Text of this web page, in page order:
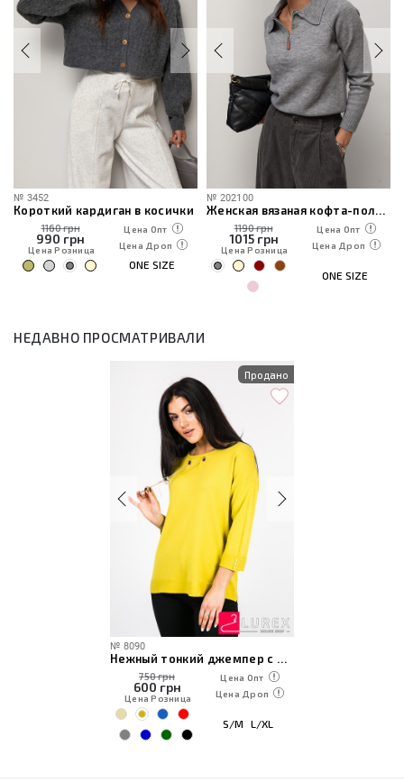
№ 3452
Короткий кардиган в косички
1160 грн
990 грн
Цена Розница
Цена Опт
Цена Дроп
ONE SIZE
№ 202100
Женская вязаная кофта-поло на молнии
1190 грн
1015грн
Цена Розница
Цена Опт
Цена Дроп
ONE SIZE
НЕДАВНО ПРОСМАТРИВАЛИ
Продано
№ 8090
Нежный тонкий джемпер с подвеской
750 грн
600 грн
Цена Розница
Цена Опт
Цена Дроп
S/M L/XL